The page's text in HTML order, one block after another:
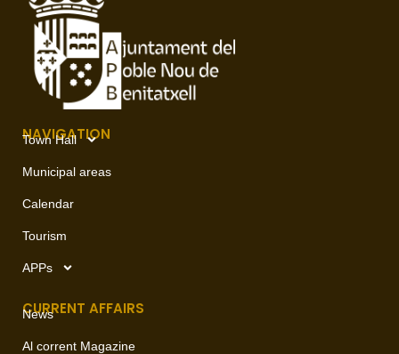
NAVIGATION
Town Hall
Municipal areas
Calendar
Tourism
APPs
CURRENT AFFAIRS
News
Al corrent Magazine